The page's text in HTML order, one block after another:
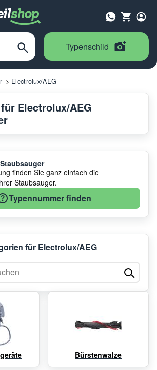
Typenschild
Electrolux/AEG
Electrolux/AEG
finden Sie ganz einfach die
Staubsauger.
Typennummer finden
für Electrolux/AEG
Bürstenwalze